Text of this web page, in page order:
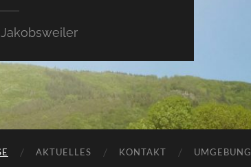
AKTUELLES KONTAKT UMGEBUNG